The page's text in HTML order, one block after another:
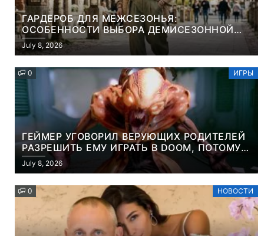
ГАРДЕРОБ ДЛЯ МЕЖСЕЗОНЬЯ:
ОСОБЕННОСТИ ВЫБОРА ДЕМИСЕЗОННОЙ
ПАРКИ И ЭЛЕГАНТНОГО ЖЕНСКОГО ПЛАЩА
July 8, 2026
0 ИГРЫ
ГЕЙМЕР УГОВОРИЛ ВЕРУЮЩИХ РОДИТЕЛЕЙ
РАЗРЕШИТЬ ЕМУ ИГРАТЬ В DOOM, ПОТОМУ
ЧТО ЭТО ХРИСТИАНСКАЯ ИГРА ПРО
УБИЙСТВО ДЕМОНОВ
July 8, 2026
0 НОВОСТИ